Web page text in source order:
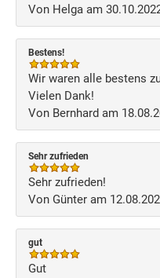
Von Helga am
Bestens!
Wir waren alle bestens
Vielen Dank!
Von Bernhard am
Sehr zufrieden
Sehr zufrieden!
Von Günter am
gut
Gut